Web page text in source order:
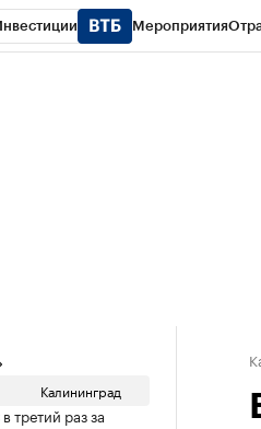
Мероприятия
Калининград
третий раз за